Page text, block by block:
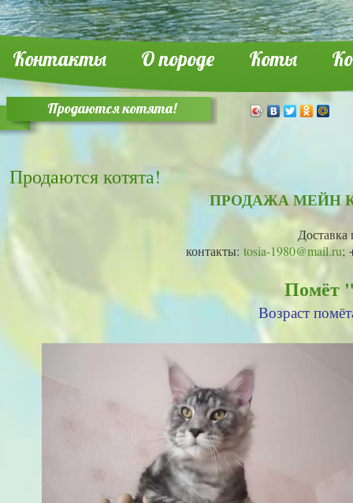
Контакты О породе Коты
Продаются котята!
Продаются котята!
ПРОДАЖА МЕЙН
контакты: tosia-1980@mail.ru;
Помёт
Возраст